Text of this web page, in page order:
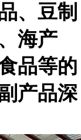
、豆制
海产
品等的
产品深